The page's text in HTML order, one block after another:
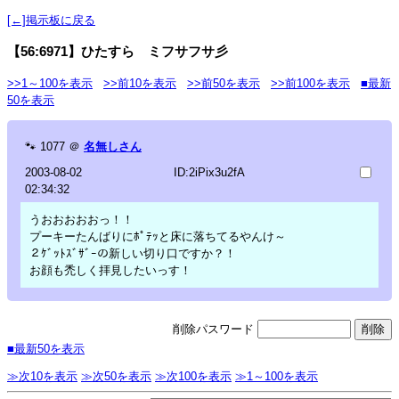
[←]掲示板に戻る
【56:6971】ひたすら ミフサフサ彡
>>1～100を表示 >>前10を表示 >>前50を表示 >>前100を表示
■最新
50を表示
🐾 1077 ＠ 名無しさん
2003-08-02
02:34:32
ID:2iPix3u2fA
うおおおおおっ！！
プーキーたんばりにﾎﾟﾃｯと床に落ちてるやんけ～
２ｹﾞｯﾄｽﾞｻﾞｰの新しい切り口ですか？！
お顔も禿しく拝見したいっす！
削除パスワード
■最新50を表示
≫次10を表示 ≫次50を表示 ≫次100を表示 ≫1～100を表示